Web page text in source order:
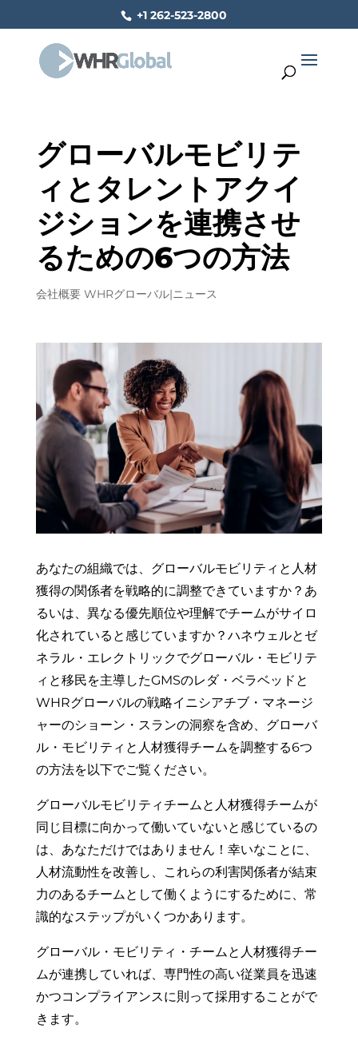
+1 262-523-2800
グローバルモビリテ
ィとタレントアクイ
ジションを連携させ
るための6つの方法
会社概要 WHRグローバル|ニュース
あなたの組織では、グローバルモビリティと人材
獲得の関係者を戦略的に調整できていますか？あ
るいは、異なる優先順位や理解でチームがサイロ
化されていると感じていますか？ハネウェルとゼ
ネラル・エレクトリックでグローバル・モビリテ
ィと移民を主導したGMSのレダ・ベラベッドと
WHRグローバルの戦略イニシアチブ・マネージ
ャーのショーン・スランの洞察を含め、グローバ
ル・モビリティと人材獲得チームを調整する6つ
の方法を以下でご覧ください。
グローバルモビリティチームと人材獲得チームが
同じ目標に向かって働いていないと感じているの
は、あなただけではありません！幸いなことに、
人材流動性を改善し、これらの利害関係者が結束
力のあるチームとして働くようにするために、常
識的なステップがいくつかあります。
グローバル・モビリティ・チームと人材獲得チー
ムが連携していれば、専門性の高い従業員を迅速
かつコンプライアンスに則って採用することがで
きます。